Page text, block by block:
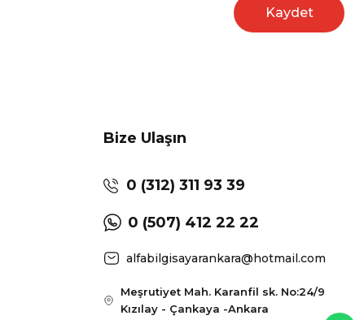
Kaydet
Bize Ulaşın
0 (312) 311 93 39
0 (507) 412 22 22
alfabilgisayarankara@hotmail.com
Meşrutiyet Mah. Karanfil sk. No:24/9
Kızılay - Çankaya -Ankara